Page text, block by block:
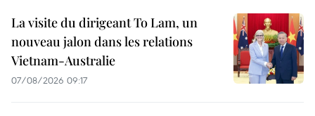
La visite du dirigeant To Lam, un
nouveau jalon dans les relations
Vietnam-Australie
07/08/2026 09:17